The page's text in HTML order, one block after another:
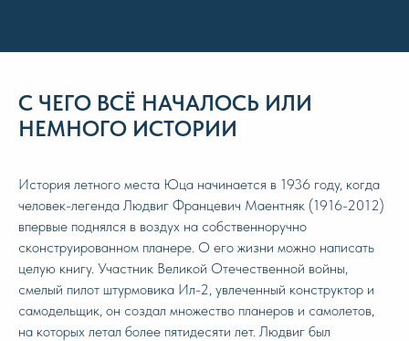
C ЧЕГО ВСЁ НАЧАЛОСЬ ИЛИ
НЕМНОГО ИСТОРИИ
История летного места Юца начинается в 1936 году, когда
человек-легенда Людвиг Францевич Маентняк (1916-2012)
впервые поднялся в воздух на собственноручно
сконструированном планере. О его жизни можно написать
целую книгу. Участник Великой Отечественной войны,
смелый пилот штурмовика Ил-2, увлеченный конструктор и
самодельщик, он создал множество планеров и самолетов,
на которых летал более пятидесяти лет. Людвиг был